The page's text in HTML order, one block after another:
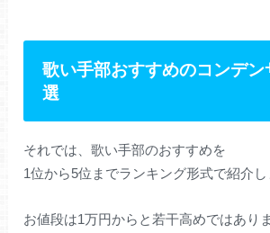
歌い手部おすすめのコンデ
選
それでは、歌い手部のおすすめを
1位から5位までランキング形式で紹介し
お値段は1万円からと若干高めではあり